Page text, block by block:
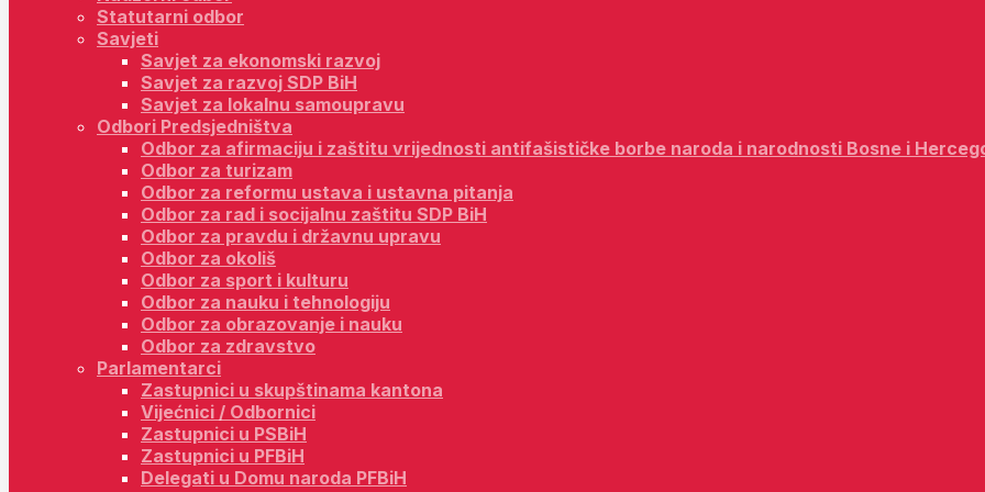
Statutarni odbor
Savjeti
Savjet za ekonomski razvoj
Savjet za razvoj SDP BiH
Savjet za lokalnu samoupravu
Odbori Predsjedništva
Odbor za afirmaciju i zaštitu vrijednosti antifašističke borbe naroda i narodnosti Bosne i
Odbor za turizam
Odbor za reformu ustava i ustavna pitanja
Odbor za rad i socijalnu zaštitu SDP BiH
Odbor za pravdu i državnu upravu
Odbor za okoliš
Odbor za sport i kulturu
Odbor za nauku i tehnologiju
Odbor za obrazovanje i nauku
Odbor za zdravstvo
Parlamentarci
Zastupnici u skupštinama kantona
Vijećnici / Odbornici
Zastupnici u PSBiH
Zastupnici u PFBiH
Delegati u Domu naroda PFBiH